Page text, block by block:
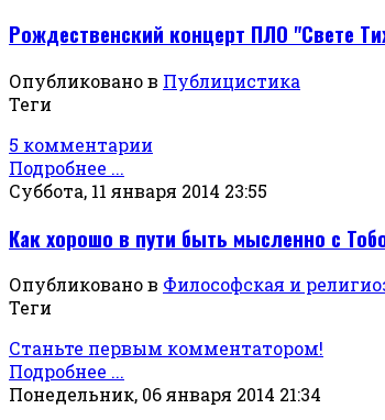
Рождественский концерт ПЛО "Свете
Опубликовано в Публицистика
Теги
5 комментарии
Подробнее ...
Суббота, 11 января 2014 23:55
Как хорошо в пути быть мысленно с
Опубликовано в Философская и
Теги
Станьте первым комментатором!
Подробнее ...
Понедельник, 06 января 2014 21:34